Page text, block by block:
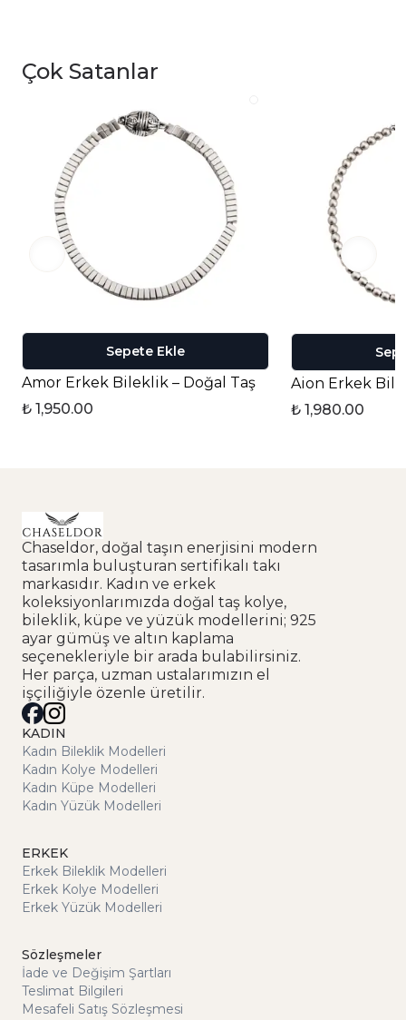
Çok Satanlar
Sepete Ekle
Amor Erkek Bileklik – Doğal Taş
₺ 1,950.00
Aion Erkek
₺ 1,980.00
Chaseldor, doğal taşın enerjisini modern
tasarımla buluşturan sertifikalı takı
markasıdır. Kadın ve erkek
koleksiyonlarımızda doğal taş kolye,
bileklik, küpe ve yüzük modellerini; 925
ayar gümüş ve altın kaplama
seçenekleriyle bir arada bulabilirsiniz.
Her parça, uzman ustalarımızın el
işçiliğiyle özenle üretilir.
KADIN
Kadın Bileklik Modelleri
Kadın Kolye Modelleri
Kadın Küpe Modelleri
Kadın Yüzük Modelleri
ERKEK
Erkek Bileklik Modelleri
Erkek Kolye Modelleri
Erkek Yüzük Modelleri
Sözleşmeler
İade ve Değişim Şartları
Teslimat Bilgileri
Mesafeli Satış Sözleşmesi